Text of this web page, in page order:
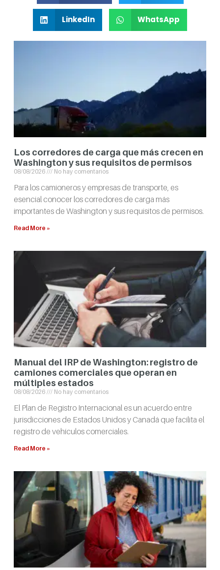
LinkedIn WhatsApp
Los corredores de carga que más crecen en
Washington y sus requisitos de permisos
08/08/2026 No hay comentarios
Para los camioneros y empresas de transporte, es
esencial conocer los corredores de carga más
importantes de Washington y sus requisitos de permisos.
Read More »
Manual del IRP de Washington: registro de
camiones comerciales que operan en
múltiples estados
08/08/2026 No hay comentarios
El Plan de Registro Internacional es un acuerdo entre
jurisdicciones de Estados Unidos y Canadá que facilita el
registro de vehículos comerciales.
Read More »